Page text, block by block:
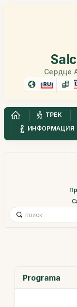
Сердце
RU
ТРЕК
ИНФОРМАЦИЯ
Programa